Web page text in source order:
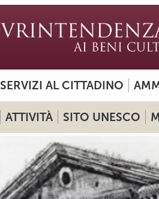
SERVIZI AL CITTADINO
ATTIVITÀ SITO UNESCO